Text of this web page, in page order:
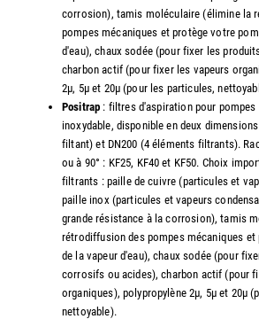
corrosion), tamis moléculaire (élimine la
pompes mécaniques et protège votre
d'eau), chaux sodée (pour fixer les
charbon actif (pour fixer les vapeurs
2µ, 5µ et 20µ (pour les particules,
Positrap : filtres d'aspiration pour pompes
inoxydable, disponible en deux
filtant) et DN200 (4 éléments filtrants).
ou à 90° : KF25, KF40 et KF50. Choix
filtrants : paille de cuivre (particules et
paille inox (particules et vapeurs
grande résistance à la corrosion), tamis
rétrodiffusion des pompes mécaniques
de la vapeur d'eau), chaux sodée (pour
corrosifs ou acides), charbon actif (pour
organiques), polypropylène 2µ, 5µ et 20µ
nettoyable).